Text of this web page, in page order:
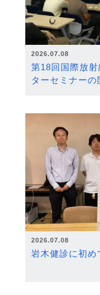
2026.07.08
第18回国際放
ターセミナーの
2026.07.08
岩木健診に初め